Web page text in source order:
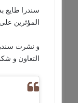
سندرا طايع
المؤثرين
و نشرت
التعاون و